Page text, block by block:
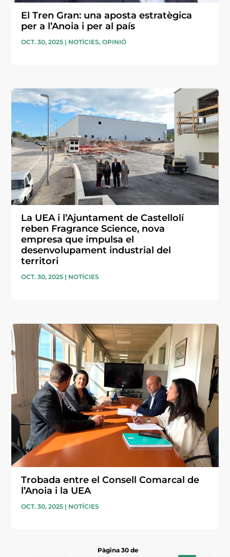
El Tren Gran: una aposta estratègica
per a l’Anoia i per al país
OCT. 30, 2025 | NOTÍCIES,OPINIÓ
La UEA i l’Ajuntament de Castellolí
reben Fragrance Science, nova
empresa que impulsa el
desenvolupament industrial del
territori
OCT. 30, 2025 | NOTÍCIES
Trobada entre el Consell Comarcal de
l’Anoia i la UEA
OCT. 30, 2025 | NOTÍCIES
Pàgina 30 de